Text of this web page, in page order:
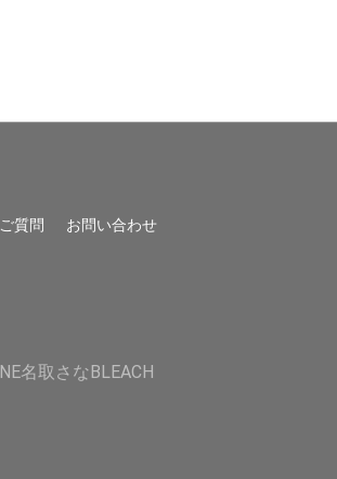
質問 お問い合わせ
名取さなBLEACH